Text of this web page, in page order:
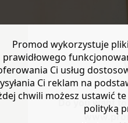
Do you want
Promod wykorzystuje
prawidłowego
Ci usług
Ci reklam na
chwili możesz ustawić
polityką